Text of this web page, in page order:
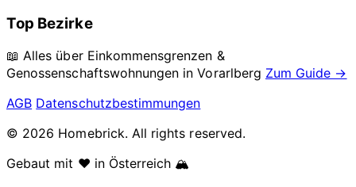
Top Bezirke
📖 Alles über Einkommensgrenzen &
Genossenschaftswohnungen inVorarlberg Zum Guide →
AGB Datenschutzbestimmungen
© 2026 Homebrick. All rights reserved.
Gebaut mit ❤️ in Österreich 🏔️